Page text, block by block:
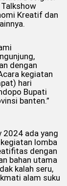
Kreatif dan
dengan
kegiatan
hari
Bupati
banten.”
2024 ada yang
lomba
dengan
bahan utama
kalah seru,
alam suku